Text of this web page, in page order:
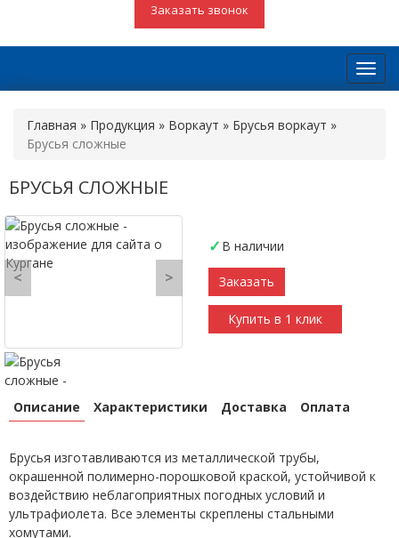
Заказать звонок
Главная » Продукция » Воркаут » Брусья воркаут »
Брусья сложные
БРУСЬЯ СЛОЖНЫЕ
< >
В наличии
Заказать
Купить в 1 клик
Описание Характеристики Доставка Оплата
Брусья изготавливаются из металлической трубы,
окрашенной полимерно-порошковой краской, устойчивой к
воздействию неблагоприятных погодных условий и
ультрафиолета. Все элементы скреплены стальными
хомутами.